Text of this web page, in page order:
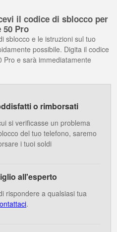
il codice di sblocco per
50 Pro
sblocco e le istruzioni sul tuo
possibile. Digita il codice
Pro e sarà immediatamente
o rimborsati
si verificasse un problema
del tuo telefono, saremo
i tuoi soldi
all'esperto
rispondere a qualsiasi tua
.